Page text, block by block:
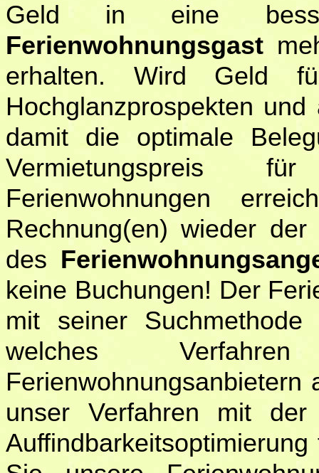
Geld in eine
Ferienwohnungsgast
erhalten. Wird Geld
Hochglanzprospekten
damit die optimale
Vermietungspreis
Ferienwohnungen
Rechnung(en) wieder
des
keine Buchungen! Der
mit seiner Suchmethode
welches
unser Verfahren mit der